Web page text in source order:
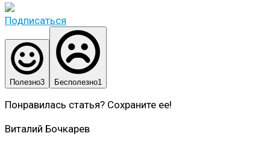
Подписаться
Полезно3 Бесполезно1
Понравилась статья? Сохраните ее!
Виталий Бочкарев